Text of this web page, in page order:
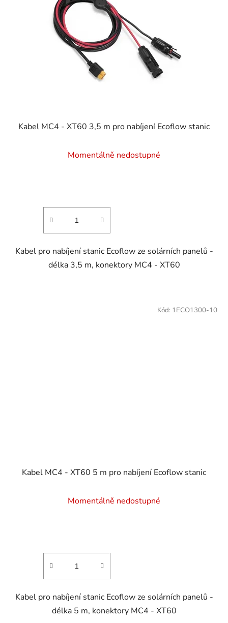
Kabel MC4 - XT60 3,5 m pro nabíjení Ecoflow stanic
Momentálně nedostupné
Kabel pro nabíjení stanic Ecoflow ze solárních panelů -
délka 3,5 m, konektory MC4 - XT60
Kabel MC4 - XT60 5 m pro nabíjení Ecoflow stanic
Momentálně nedostupné
Kabel pro nabíjení stanic Ecoflow ze solárních panelů -
délka 5 m, konektory MC4 - XT60
Kód: 1ECO1300-10